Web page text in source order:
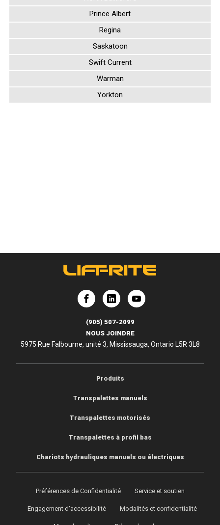
Mellville
Moose Jaw
North Battleford
Prince Albert
Regina
Saskatoon
Chariots hydrauliques manuels ou électriques
Lift-RiteLift-Rite
NOUS JOINDRE